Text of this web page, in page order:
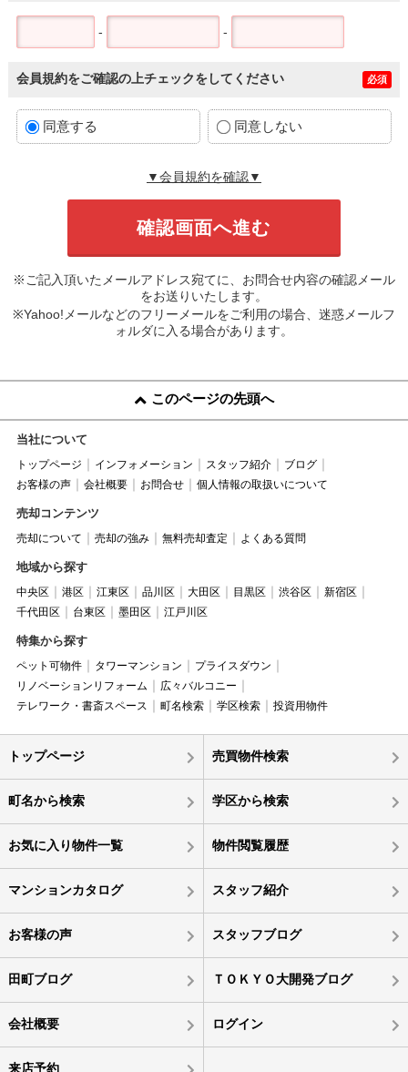
- -
会員規約をご確認の上チェックをしてください 必須
同意する 同意しない
▼会員規約を確認▼
※ご記入頂いたメールアドレス宛てに、お問合せ内容の確認メール
をお送りいたします。
※Yahoo!メールなどのフリーメールをご利用の場合、迷惑メールフ
ォルダに入る場合があります。
このページの先頭へ
当社について
トップページ インフォメーション スタッフ紹介
ブログ
お客様の声
会社概要 お問合せ 個人情報の取扱いについて
売却コンテンツ
売却について 売却の強み 無料売却査定 よくある質問
地域から探す
中央区 港区 江東区 品川区 大田区 目黒区 渋谷区
新宿区
千代田区
台東区 墨田区 江戸川区
特集から探す
ペット可物件 タワーマンション
プライスダウン
リノベーションリフォーム
広々バルコニー
テレワーク・書斎スペース
町名検索 学区検索 投資用物件
トップページ 売買物件検索
町名から検索 学区から検索
お気に入り物件一覧 物件閲覧履歴
マンションカタログ スタッフ紹介
お客様の声 スタッフブログ
田町ブログ ＴＯＫＹＯ大開発ブログ
会社概要 ログイン
来店予約